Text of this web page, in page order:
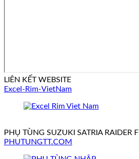
LIÊN KẾT WEBSITE
Excel-Rim-VietNam
PHỤ TÙNG SUZUKI SATRIA RAIDER FI
PHUTUNGTT.COM